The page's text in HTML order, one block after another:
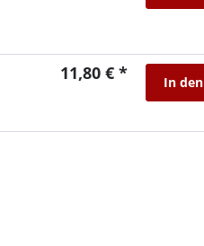
11,80 € * In den